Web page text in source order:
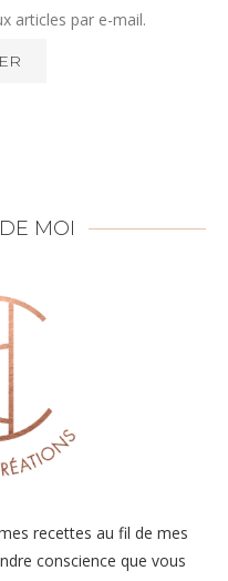
articles par e-mail.
MOI
recettes au fil de mes
conscience que vous